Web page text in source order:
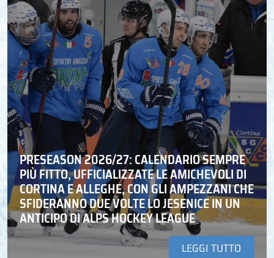
PRESEASON 2026/27: CALENDARIO SEMPRE
PIÙ FITTO, UFFICIALIZZATE LE AMICHEVOLI DI
CORTINA E ALLEGHE, CON GLI AMPEZZANI CHE
SFIDERANNO DUE VOLTE LO JESENICE IN UN
ANTICIPO DI ALPS HOCKEY LEAGUE
LEGGI TUTTO